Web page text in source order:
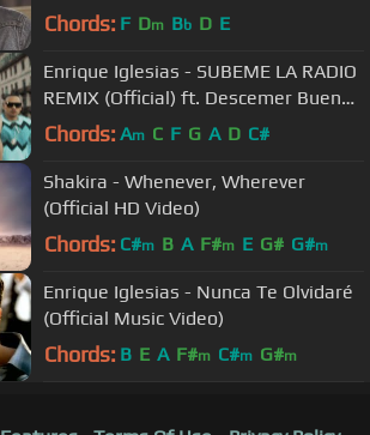
Chords: F Dm Bb D E
Enrique Iglesias - SUBEME LA RADIO
REMIX (Official) ft. Descemer Bueno,
Jacob Forever
Chords: Am C F G A D C#
Shakira - Whenever, Wherever
(Official HD Video)
Chords: C#m B A F#m E G# G#m
Enrique Iglesias - Nunca Te Olvidaré
(Official Music Video)
Chords: B E A F#m C#m G#m